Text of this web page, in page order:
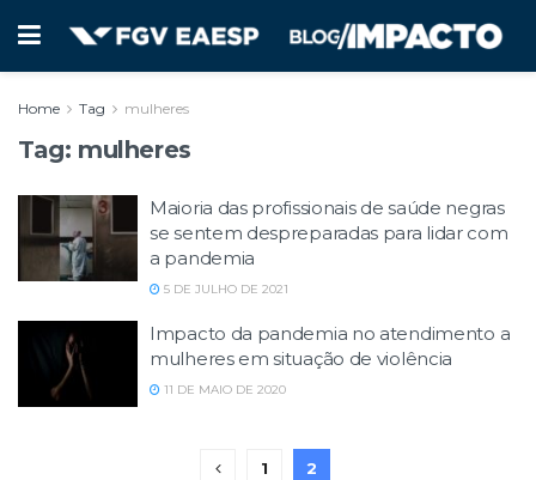
Home Tag mulheres
Tag: mulheres
Maioria das profissionais de saúde negras
se sentem despreparadas para lidar com
a pandemia
5 DE JULHO DE 2021
Impacto da pandemia no atendimento a
mulheres em situação de violência
11 DE MAIO DE 2020
1 2